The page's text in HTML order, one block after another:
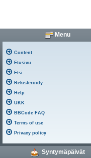
Menu
Content
Etusivu
Etsi
Rekisteröidy
Help
UKK
BBCode FAQ
Terms of use
Privacy policy
Syntymäpäivät